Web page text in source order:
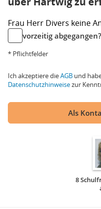
Frau Herr Divers keine
vorzeitig abgegangen?
* Pflichtfelder
Ich akzeptiere dieAGB und
Datenschutzhinweisezur
Als
8